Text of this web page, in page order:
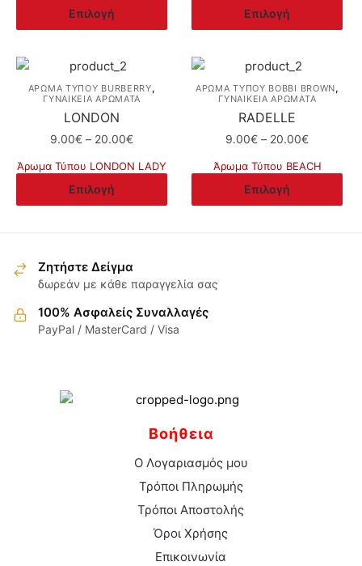
Επιλογή
Αυτό
το
έχει
πολλαπλές
παραλλαγές.
Οι
επιλογές
μπορούν
να
επιλεγούν
του
προϊόντος
Επιλογή
Αυτό
το
έχει
πολλαπλές
παραλλαγές.
Οι
επιλογές
μπορούν
να
επιλεγούν
ΆΡΩΜΑ ΤΎΠΟΥ BURBERRY,
ΓΥΝΑΙΚΕΙΑ ΑΡΩΜΑΤΑ
LONDON
9.00€ – 20.00€Price
9.00€
20.00€
Άρωμα Τύπου LONDON LADY
Επιλογή
Αυτό
το
πολλαπλές
παραλλαγές.
επιλογές
μπορούν
προϊόντος
ΆΡΩΜΑ ΤΎΠΟΥ BOBBI BROWN,
ΓΥΝΑΙΚΕΙΑ ΑΡΩΜΑΤΑ
RADELLE
9.00€ – 20.00€Price
9.00€
20.00€
Άρωμα Τύπου BEACH
Επιλογή
Αυτό
το
Ζητήστε Δείγμα
δωρεάν με κάθε παραγγελία σας
100% Ασφαλείς Συναλλαγές
PayPal / MasterCard / Visa
Βοήθεια
Ο Λογαριασμός μου
Τρόποι Πληρωμής
Τρόποι Αποστολής
Όροι Χρήσης
Επικοινωνία